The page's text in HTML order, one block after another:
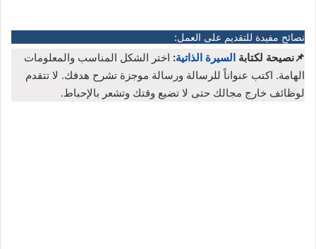
نصائح مفيدة للتقديم على العمل:
📌نصيحة لكتابة السيرة الذاتية: اختر الشكل المناسب والمعلومات
الهامة. اكتب عنواناً للرسالة ورسالة موجزة تشرح هدفك. لا تتقدم
لوظائف خارج مجالك حتى لا تضيع وقتك وتشعر بالإحباط.